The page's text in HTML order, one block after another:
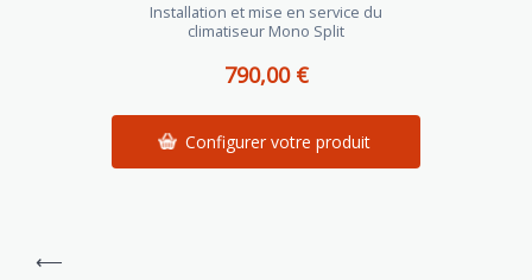
Installation et mise en service du
climatiseur Mono Split
790,00 €
Configurer votre produit
Navigation
⟵